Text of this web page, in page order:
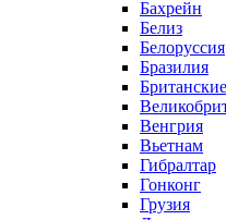
Бахрейн
Белиз
Белоруссия
Бразилия
Венгрия
Вьетнам
Гибралтар
Гонконг
Грузия